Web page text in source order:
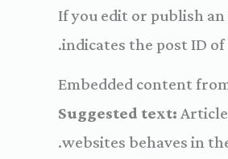
If you edit or publish
indicates the post ID
Embedded content
Suggested text:
websites behaves in